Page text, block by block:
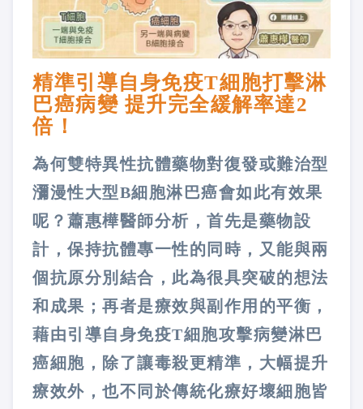
精準引導自身免疫T細胞打擊淋
巴癌病變 提升完全緩解率達2
倍！
為何雙特異性抗體藥物對復發或難治型
瀰漫性大型B細胞淋巴癌會如此有效果
呢？蕭惠樺醫師分析，首先是藥物設
計，保持抗體專一性的同時，又能與兩
個抗原分別結合，此為很具突破的想法
和成果；再者是療效與副作用的平衡，
藉由引導自身免疫T細胞攻擊病變淋巴
癌細胞，除了讓毒殺更精準，大幅提升
療效外，也不同於傳統化療好壞細胞皆